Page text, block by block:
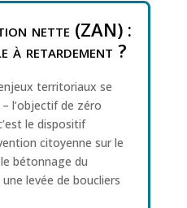
nette (ZAN) :
à retardement ?
territoriaux se
l’objectif de zéro
le dispositif
citoyenne sur le
bétonnage du
levée de boucliers